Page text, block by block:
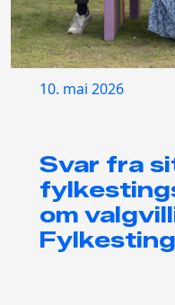
10. mai 2026
Svar fra
om